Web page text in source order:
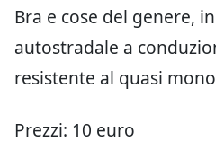
Bra e cose del genere,
autostradale a
resistente al quasi
Prezzi: 10 euro